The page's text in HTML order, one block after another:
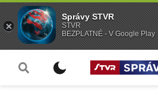
Správy STVR
STVR
BEZPLATNÉ - V Google Play